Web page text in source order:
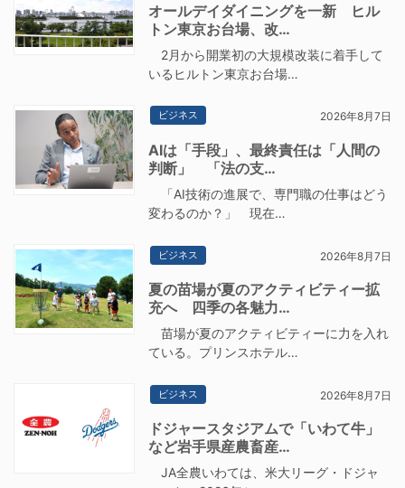
オールデイダイニングを一新 ヒル
トン東京お台場、改…
2月から開業初の大規模改装に着手して
いるヒルトン東京お台場…
ビジネス 2026年8月7日
AIは「手段」、最終責任は「人間の
判断」 「法の支…
「AI技術の進展で、専門職の仕事はどう
変わるのか？」 現在…
ビジネス 2026年8月7日
夏の苗場が夏のアクティビティー拡
充へ 四季の各魅力…
苗場が夏のアクティビティーに力を入れ
ている。プリンスホテル…
ビジネス 2026年8月7日
ドジャースタジアムで「いわて牛」
など岩手県産農畜産…
JA全農いわては、米大リーグ・ドジャ